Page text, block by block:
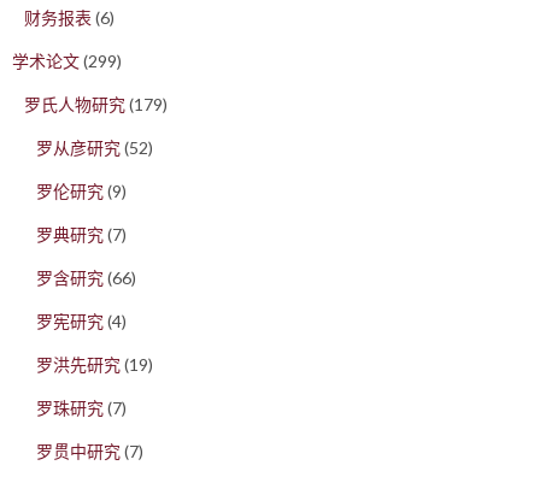
财务报表 (6)
学术论文(299)
罗氏人物研究(179)
罗从彦研究(52)
罗伦研究(9)
罗典研究(7)
罗含研究(66)
罗宪研究(4)
罗洪先研究(19)
罗珠研究(7)
罗贯中研究(7)